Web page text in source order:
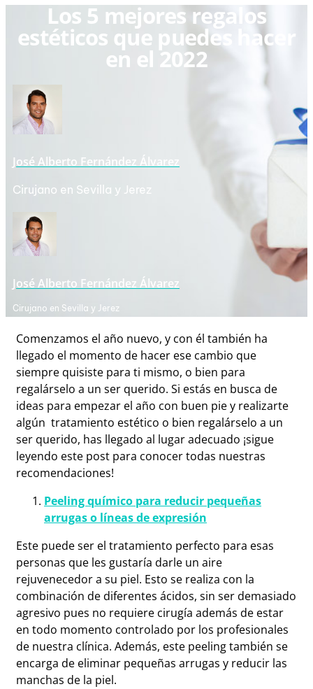
Los 5 mejores regalos
estéticos que puedes hacer
en el 2022
José Alberto Fernández Álvarez
Cirujano en Sevilla y Jerez
José Alberto Fernández Álvarez
Cirujano en Sevilla y Jerez
Comenzamos el año nuevo, y con él también ha
llegado el momento de hacer ese cambio que
siempre quisiste para ti mismo, o bien para
regalárselo a un ser querido. Si estás en busca de
ideas para empezar el año con buen pie y realizarte
algún tratamiento estético o bien regalárselo a un
ser querido, has llegado al lugar adecuado ¡sigue
leyendo este post para conocer todas nuestras
recomendaciones!
Peeling químico para reducir pequeñas
arrugas o líneas de expresión
Este puede ser el tratamiento perfecto para esas
personas que les gustaría darle un aire
rejuvenecedor a su piel. Esto se realiza con la
combinación de diferentes ácidos, sin ser demasiado
agresivo pues no requiere cirugía además de estar
en todo momento controlado por los profesionales
de nuestra clínica. Además, este peeling también se
encarga de eliminar pequeñas arrugas y reducir las
manchas de la piel.